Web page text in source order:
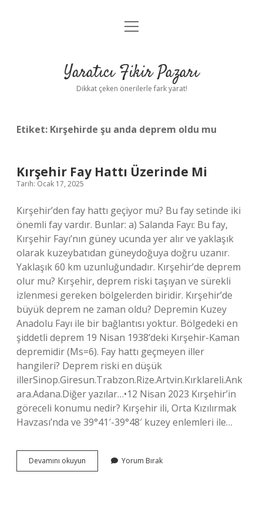
Anasayfa
Yasal Uyarı
menüyü
Yaratıcı Fikir Pazarı
Dikkat çeken önerilerle fark yarat!
Etiket: Kırşehirde şu anda deprem oldu mu
Kırşehir Fay Hattı Üzerinde Mi
Tarih: Ocak 17, 2025
Kırşehir’den fay hattı geçiyor mu? Bu fay setinde iki
önemli fay vardır. Bunlar: a) Salanda Fayı: Bu fay,
Kırşehir Fayı’nın güney ucunda yer alır ve yaklaşık
olarak kuzeybatıdan güneydoğuya doğru uzanır.
Yaklaşık 60 km uzunluğundadır. Kırşehir’de deprem
olur mu? Kırşehir, deprem riski taşıyan ve sürekli
izlenmesi gereken bölgelerden biridir. Kırşehir’de
büyük deprem ne zaman oldu? Depremin Kuzey
Anadolu Fayı ile bir bağlantısı yoktur. Bölgedeki en
şiddetli deprem 19 Nisan 1938’deki Kırşehir-Kaman
depremidir (Ms=6). Fay hattı geçmeyen iller
hangileri? Deprem riski en düşük
illerSinop.Giresun.Trabzon.Rize.Artvin.Kırklareli.Ank
ara.Adana.Diğer yazılar…•12 Nisan 2023 Kırşehir’in
göreceli konumu nedir? Kırşehir ili, Orta Kızılırmak
Havzası’nda ve 39°41′-39°48′ kuzey enlemleri ile…
Devamını okuyun
Fay
Yorum Bırak